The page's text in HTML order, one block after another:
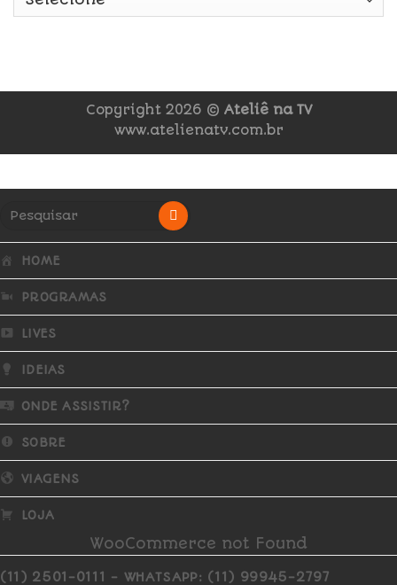
Copyright 2026 © Ateliê na TV
www.atelienatv.com.br
HOME
PROGRAMAS
LIVES
IDEIAS
ONDE ASSISTIR?
SOBRE
VIAGENS
LOJA
WooCommerce not Found
(11) 2501-0111 - WHATSAPP: (11) 99945-2797